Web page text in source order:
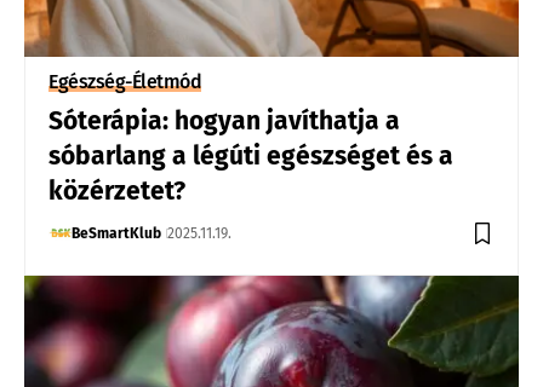
Egészség-Életmód
Sóterápia: hogyan javíthatja a
sóbarlang a légúti egészséget és a
közérzetet?
BeSmartKlub 2025.11.19.